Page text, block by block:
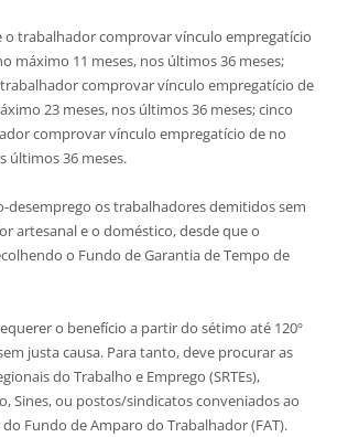
o trabalhador comprovar vínculo empregatício
máximo 11 meses, nos últimos 36 meses;
comprovar vínculo empregatício de
23 meses, nos últimos 36 meses; cinco
comprovar vínculo empregatício de no
últimos 36 meses.
desemprego os trabalhadores demitidos sem
artesanal e o doméstico, desde que o
o Fundo de Garantia de Tempo de
o benefício a partir do sétimo até 120º
justa causa. Para tanto, deve procurar as
do Trabalho e Emprego (SRTEs),
Sines, ou postos/sindicatos conveniados ao
do Fundo de Amparo do Trabalhador (FAT).